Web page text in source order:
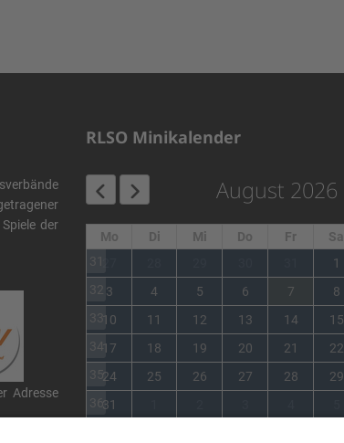
der
Adresse
RLSO Minikalender
August 2026
Mo Di Mi Do Fr Sa
31
1
32 3 4 5 6 7 8
3310 11 12 13 14 15
3417 18 19 20 21 22
3524 25 26 27 28 29
3631